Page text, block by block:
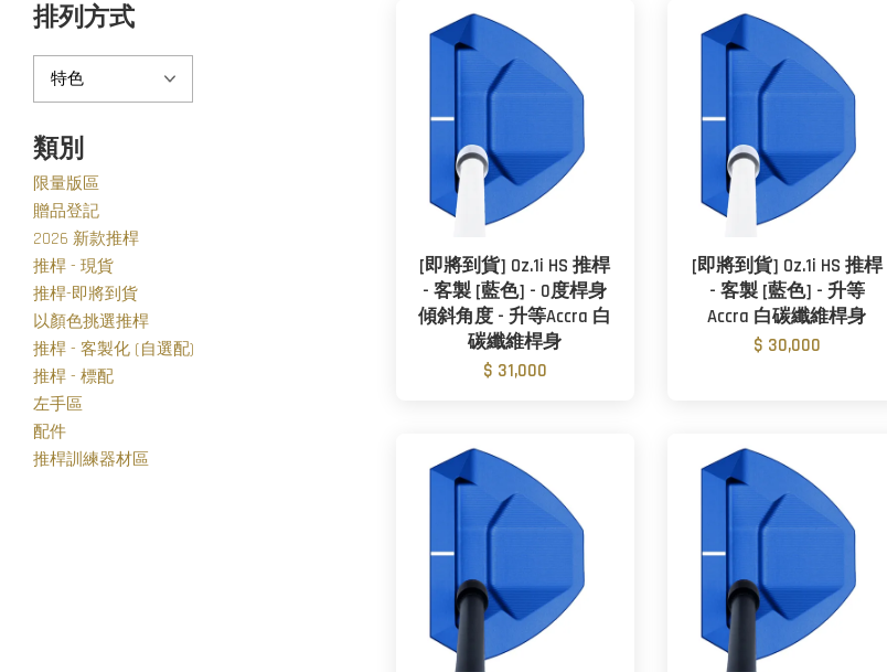
排列方式
類別
限量版區
贈品登記
2026 新款推桿
推桿 - 現貨
推桿-即將到貨
以顏色挑選推桿
推桿 - 客製化 (自選配)
推桿 - 標配
左手區
配件
推桿訓練器材區
[即將到貨] Oz.1i HS 推桿
- 客製 [藍色] - 0度桿身
傾斜角度 - 升等Accra 白
碳纖維桿身
$ 31,000
[即將到貨] Oz.1i HS 推桿
- 客製 [藍色] - 升等
Accra 白碳纖維桿身
$ 30,000